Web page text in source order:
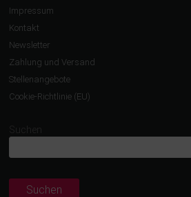
Impressum
Kontakt
Newsletter
Zahlung und Versand
Stellenangebote
Cookie-Richtlinie (EU)
Suchen